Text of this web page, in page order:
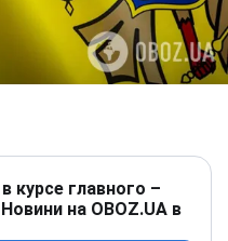
курсе главного –
на OBOZ.UA в